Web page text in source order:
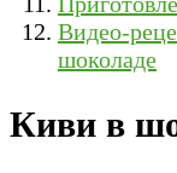
Видео-
шоколаде
Киви в